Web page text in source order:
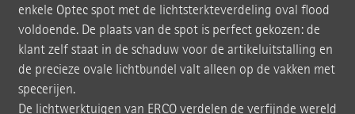
enkele Optec spot met de lichtsterkteverdeling oval flood
voldoende. De plaats van de spot is perfect gekozen: de
klant zelf staat in de schaduw voor de artikeluitstalling en
de precieze ovale lichtbundel valt alleen op de vakken met
specerijen.
De lichtwerktuigen van ERCO verdelen de verfijnde wereld